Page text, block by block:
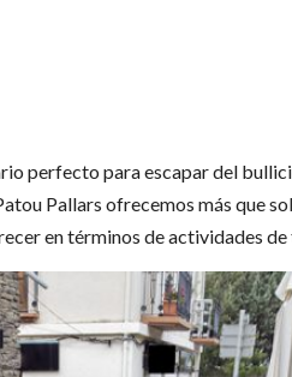
perfecto para escapar del
Pallars ofrecemos más que
en términos de actividades